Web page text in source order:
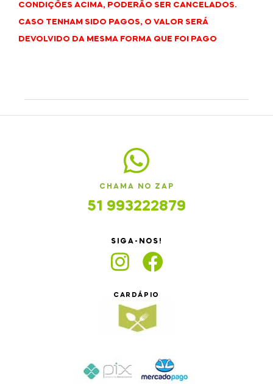
CONDIÇÕES ACIMA, PODERÃO SER CANCELADOS.
CASO TENHAM SIDO PAGOS, O VALOR SERÁ
DEVOLVIDO DA MESMA FORMA QUE FOI PAGO
CHAMA NO ZAP
51 993222879
SIGA-NOS!
CARDÁPIO